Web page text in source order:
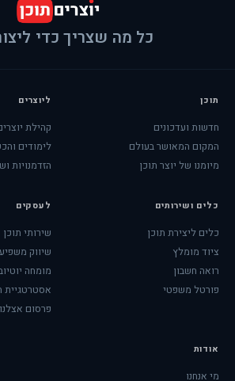
כל מה שצריך כדי
תוכן
חדשות ועדכונים
המקום המאושר בעולם
מיומנו של יוצר תוכן
ליוצרים
קהילת
לימודים
הזדמנויות
כלים ושירותים
כלים ליצירת תוכן
ציוד מומלץ
רואה חשבון
פורטל משפטי
לעסקים
שירותי תוכן
שיווק
מומחה
אסטרטגיית
פרסום אצלנו
אודות
מי אנחנו